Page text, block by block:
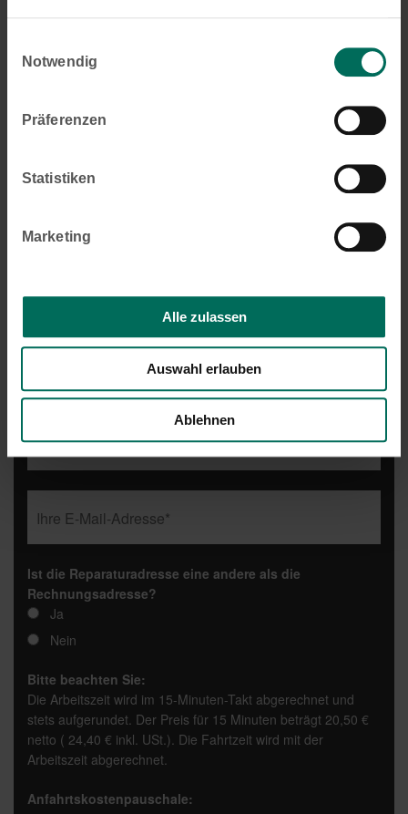
Notwendig
Präferenzen
Statistiken
Marketing
Alle zulassen
Auswahl erlauben
Ablehnen
Bitte laden Sie Fotos des Defekts hoch – das erleichtert
den Prozess erheblich.
Ist die Reparaturadresse eine andere als die
Rechnungsadresse?
Ja
Nein
Bitte beachten Sie:
Die Arbeitszeit wird im 15-Minuten-Takt abgerechnet und
stets aufgerundet. Der Preis für 15 Minuten beträgt 20,50 €
netto ( 24,40 € inkl. USt.). Die Fahrtzeit wird mit der
Arbeitszeit abgerechnet.
Anfahrtskostenpauschale: